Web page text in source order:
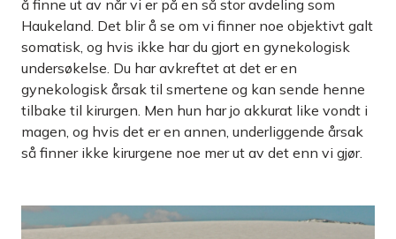
å finne ut av når vi er på en så stor avdeling som
Haukeland. Det blir å se om vi finner noe objektivt galt
somatisk, og hvis ikke har du gjort en gynekologisk
undersøkelse. Du har avkreftet at det er en
gynekologisk årsak til smertene og kan sende henne
tilbake til kirurgen. Men hun har jo akkurat like vondt i
magen, og hvis det er en annen, underliggende årsak
så finner ikke kirurgene noe mer ut av det enn vi gjør.